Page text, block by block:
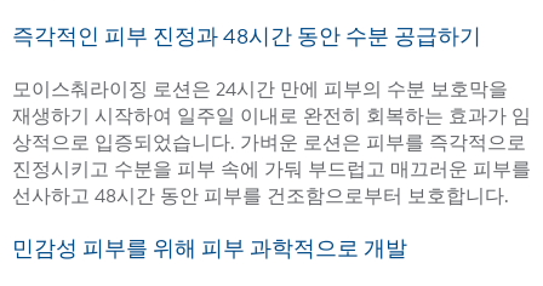
즉각적인 피부 진정과 48시간 동안 수분 공급하기
모이스춰라이징 로션은 24시간 만에 피부의 수분 보호막을
재생하기 시작하여 일주일 이내로 완전히 회복하는 효과가 임
상적으로 입증되었습니다. 가벼운 로션은 피부를 즉각적으로
진정시키고 수분을 피부 속에 가둬 부드럽고 매끄러운 피부를
선사하고 48시간 동안 피부를 건조함으로부터 보호합니다.
민감성 피부를 위해 피부 과학적으로 개발